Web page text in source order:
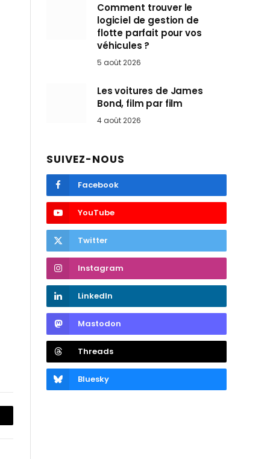
Comment trouver le
logiciel de gestion de
flotte parfait pour vos
véhicules ?
5 août 2026
Les voitures de James
Bond, film par film
4 août 2026
SUIVEZ-NOUS
Facebook
YouTube
Twitter
Instagram
LinkedIn
Mastodon
Threads
Bluesky